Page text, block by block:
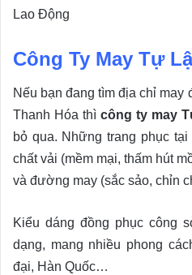
Lao Động
Công Ty May Tự
Nếu bạn đang tìm địa chỉ may
Thanh Hóa thì công ty may
bỏ qua. Những trang phục
chất vải (mềm mại, thấm hút
và đường may (sắc sảo, chỉn
Kiểu dáng đồng phục công
dạng, mang nhiều phong
đại, Hàn Quốc…